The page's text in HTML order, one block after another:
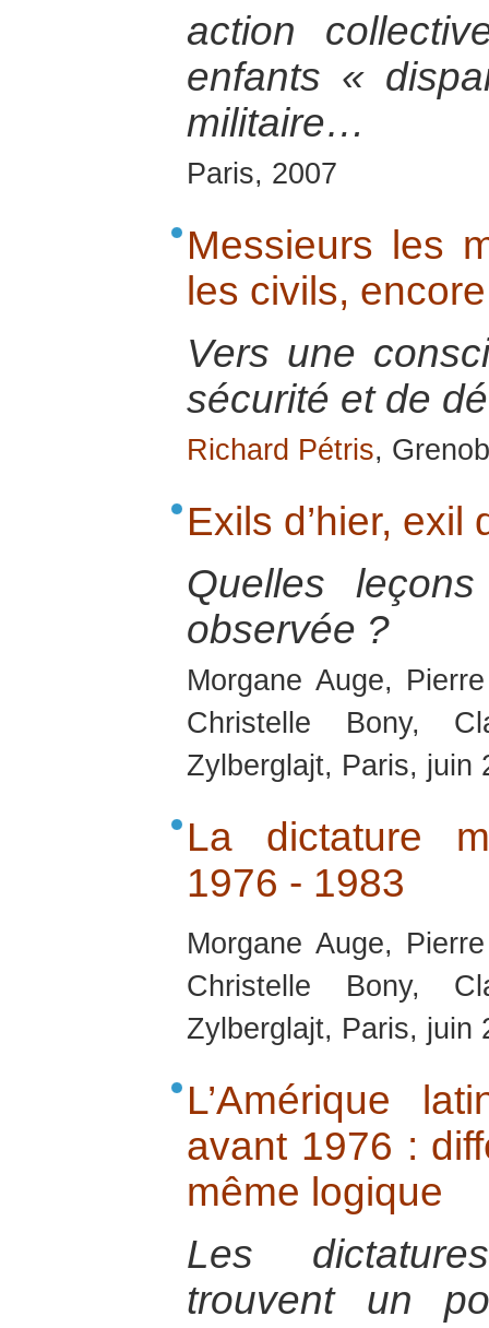
action
enfants «
militaire…
Paris, 2007
Messieurs les
les civils,
Vers une
sécurité et de
Richard Pétris,
Exils d’hier, exil
Quelles
observée ?
Morgane Auge,
Christelle Bony,
Zylberglajt, Paris, juin
La dictature
1976 - 1983
Morgane Auge,
Christelle Bony,
Zylberglajt, Paris, juin
L’Amérique
avant 1976 :
même logique
Les
trouvent un